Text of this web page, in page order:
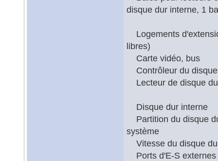
disque dur interne, 1
Logements
libres)
Carte vidéo, bus
Contrôleur du
Lecteur de disque
Disque dur
Partition du disque
système
Vitesse du
Ports d'E-S